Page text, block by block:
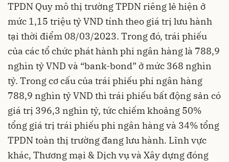
TPDN Quy mô thị trườngTPDN riêng lẻ hiện ở
mức 1,15 triệu tỷ VND tính theo giá trị lưu hành
tại thời điểm 08/03/2023. Trong đó, trái phiếu
của các tổ chức phát hành phi ngân hàng là 788,9
nghìn tỷ VND và “bank-bond” ở mức 368 nghìn
tỷ. Trong cơ cấu của trái phiếu phi ngân hàng
788,9 nghìn tỷ VND thì trái phiếu bất động sản có
giá trị 396,3 nghìn tỷ, tức chiếm khoảng 50%
tổng giá trị trái phiếu phi ngân hàng và 34% tổng
TPDN toàn thị trường đang lưu hành. Lĩnh vực
khác, Thương mại & Dịch vụ và Xây dựng đóng